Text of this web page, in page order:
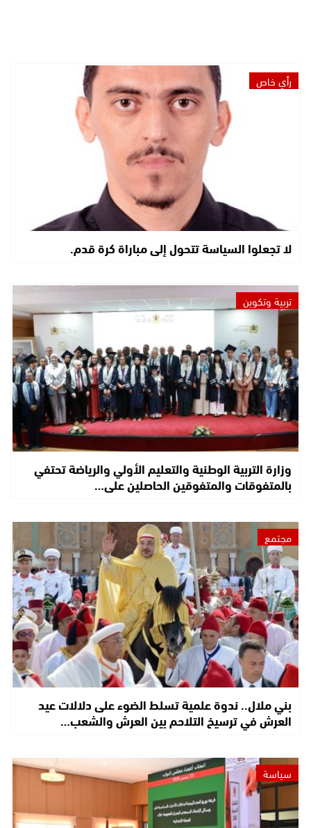
رأي خاص
لا تجعلوا السياسة تتحول إلى مباراة كرة قدم.
تربية وتكوين
وزارة التربية الوطنية والتعليم الأولي والرياضة تحتفي
بالمتفوقات والمتفوقين الحاصلين على…
مجتمع
بني ملال.. ندوة علمية تسلط الضوء على دلالات عيد
العرش في ترسيخ التلاحم بين العرش والشعب…
سياسة